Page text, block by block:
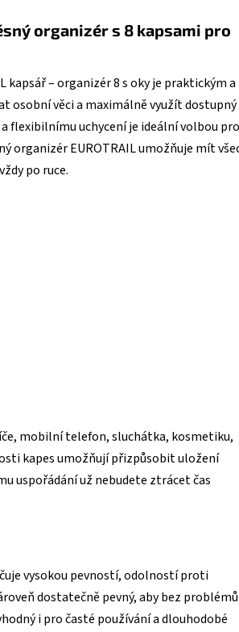
organizér s 8 kapsami pro
– organizér 8 s oky je praktickým a
osobní věci a maximálně využít dostupný
flexibilnímu uchycení je ideální volbou pro
organizér EUROTRAIL umožňuje mít
po ruce.
mobilní telefon, sluchátka, kosmetiku,
kapes umožňují přizpůsobit uložení
uspořádání už nebudete ztrácet čas
vysokou pevností, odolností proti
dostatečně pevný, aby bez problémů
i pro časté používání a dlouhodobé